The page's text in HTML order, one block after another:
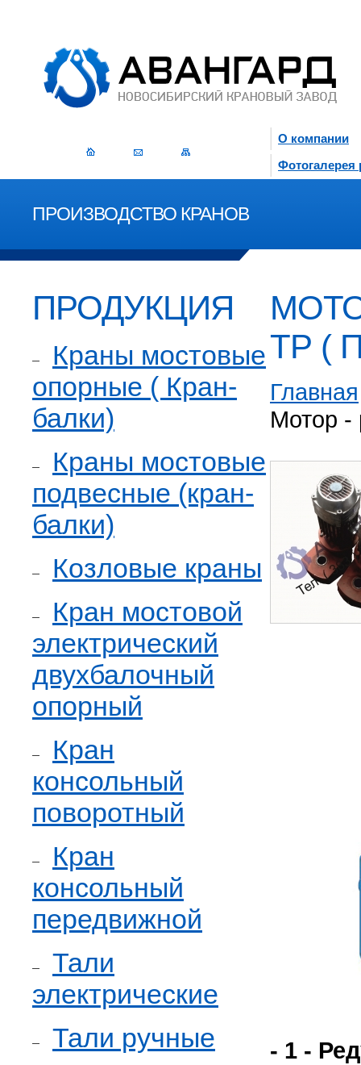
О компании
Фотогалерея
ПРОИЗВОДСТВО КРАНОВ
ПРОДУКЦИЯ
Краны мостовые
опорные ( Кран-
балки)
Краны мостовые
подвесные (кран-
балки)
Козловые краны
Кран мостовой
электрический
двухбалочный
опорный
Кран
консольный
поворотный
Кран
консольный
передвижной
Тали
электрические
Тали ручные
ТР (
Главная
Мотор -
- 1 -